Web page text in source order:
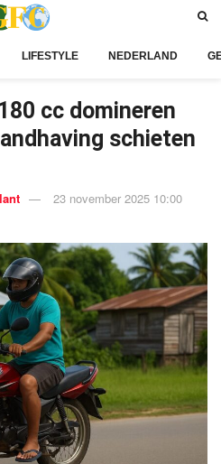
LIFESTYLE NEDERLAND
cc domineren
schieten
23 november 2025 10:00